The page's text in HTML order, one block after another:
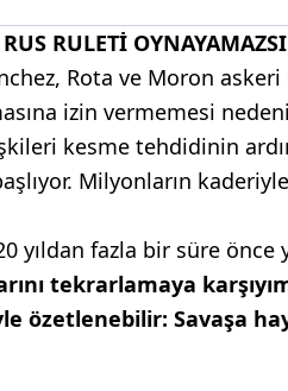
RULETİ
Rota ve Moron
izin vermemesi
kesme tehdidinin
Milyonların
yıldan fazla bir süre önce
tekrarlamaya
özetlenebilir: Savaşa